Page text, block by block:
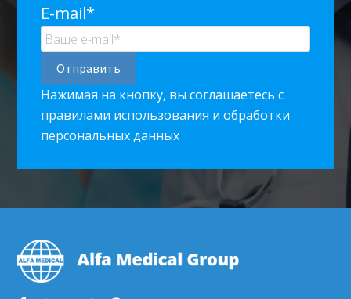
E-mail*
Нажимая на кнопку, вы соглашаетесь с
правилами использования и обработки
персональных данных
Footer